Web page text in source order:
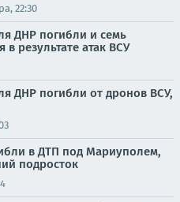
22:30
ДНР погибли и семь
результате атак ВСУ
ДНР погибли от дронов ВСУ,
в ДТП под Мариуполем,
подросток